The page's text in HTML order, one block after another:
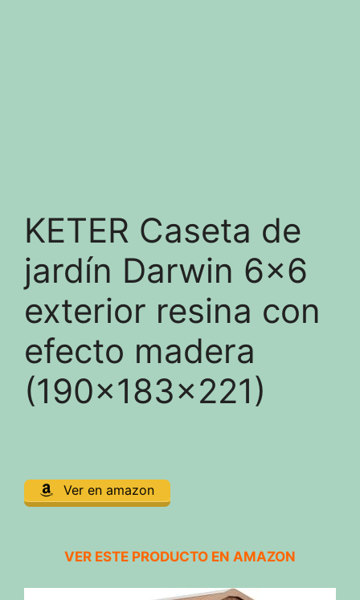
KETER Caseta de
jardín Darwin 6×6
exterior resina con
efecto madera
(190x183x221)
Ver en amazon
VER ESTE PRODUCTO EN AMAZON